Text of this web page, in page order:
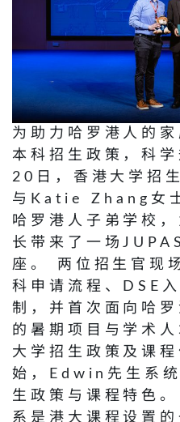
为助力哈罗港人的
本科招生政策，科
20日，香港大学招
与Katie Zhang女
哈罗港人子弟学校
长带来了一场
座。 两位招生官现
科申请流程、DSE
制，并首次面向哈
的暑期项目与学术
大学招生政策及课
始，Edwin先生系
生政策与课程特色
系是港大课程设置